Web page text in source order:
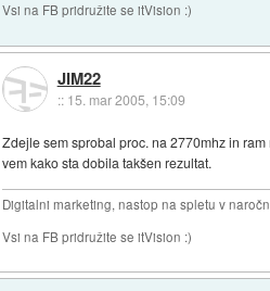
Vsi na FB pridružite se itVision :)
JIM22
:: 15. mar 2005, 15:09
Zdejle sem sprobal proc. na 2770mhz in
vem kako sta dobila takšen rezultat.
Digitalni marketing, nastop na spletu v
Vsi na FB pridružite se itVision :)